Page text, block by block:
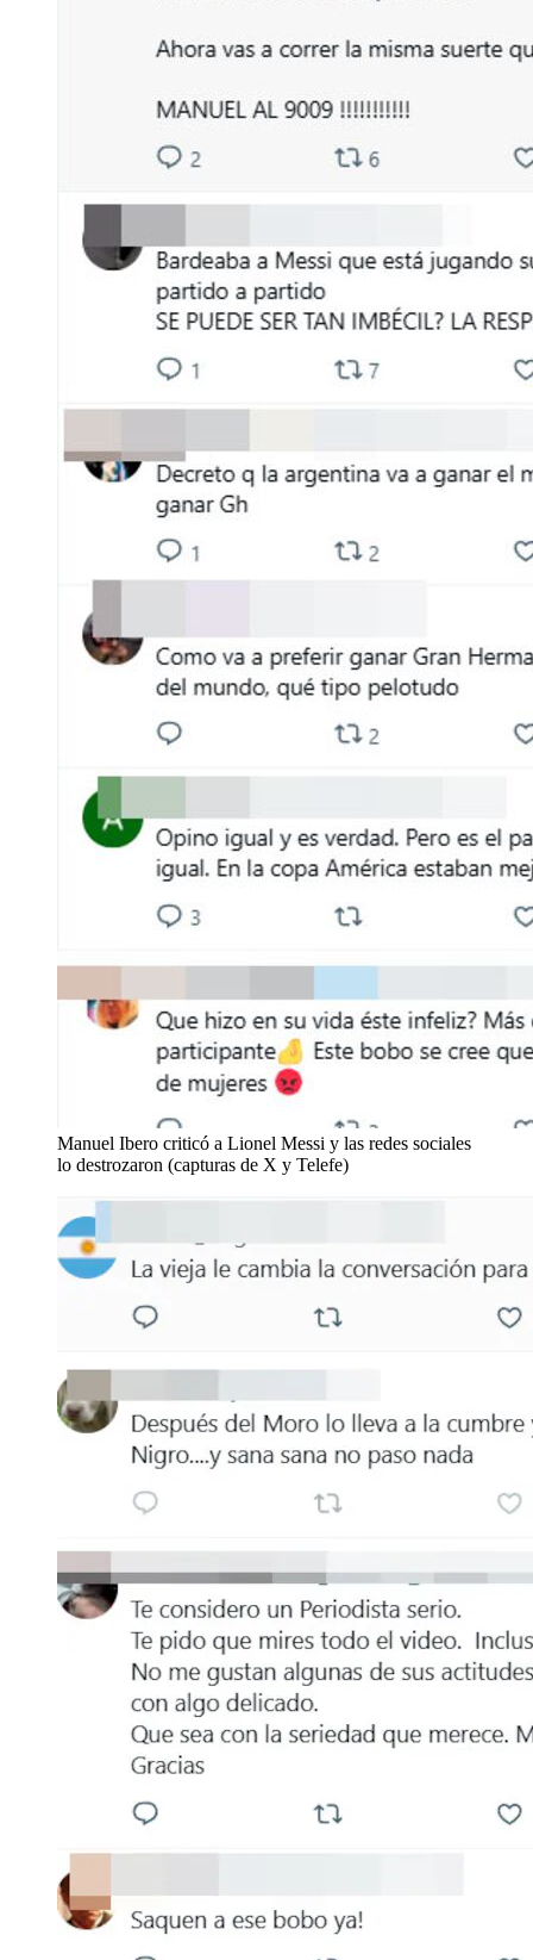
Manuel Ibero criticó a Lionel Messi y las redes sociales
lo destrozaron (capturas de X y Telefe)